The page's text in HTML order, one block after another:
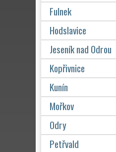
Fulnek
Hodslavice
Jeseník nad Odrou
Kopřivnice
Kunín
Mořkov
Odry
Petřvald